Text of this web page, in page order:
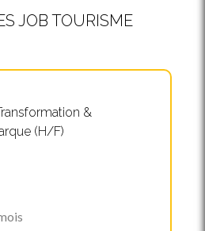
JOB TOURISME
&
(H/F)